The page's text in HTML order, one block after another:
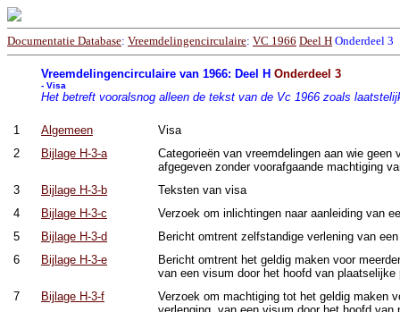
Documentatie Database: Vreemdelingencirculaire: VC 1966 Deel H Onderdeel 3
Vreemdelingencirculaire van 1966: Deel H Onderdeel 3
- Visa
Het betreft vooralsnog alleen de tekst van de Vc 1966 zoals
1 Algemeen
Visa
2
Bijlage H-3-a
Categorieën van vreemdelingen aan wie geen
afgegeven zonder voorafgaande machtiging
3
Bijlage H-3-b
Teksten van visa
4
Bijlage H-3-c
Verzoek om inlichtingen naar aanleiding van
5
Bijlage H-3-d
Bericht omtrent zelfstandige verlening van
6
Bijlage H-3-e
Bericht omtrent het geldig maken voor
van een visum door het hoofd van plaatselijke
7
Bijlage H-3-f
Verzoek om machtiging tot het geldig maken